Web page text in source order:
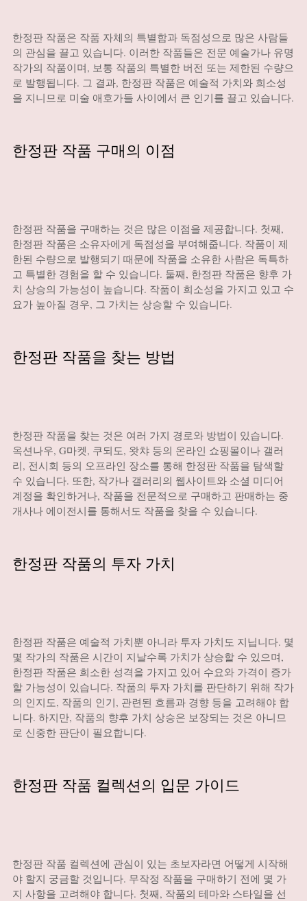
한정판 작품은 작품 자체의 특별함과 독점성으로 많은 사람들
의 관심을 끌고 있습니다. 이러한 작품들은 전문 예술가나 유명
작가의 작품이며, 보통 작품의 특별한 버전 또는 제한된 수량으
로 발행됩니다. 그 결과, 한정판 작품은 예술적 가치와 희소성
을 지니므로 미술 애호가들 사이에서 큰 인기를 끌고 있습니다.
한정판 작품 구매의 이점
한정판 작품을 구매하는 것은 많은 이점을 제공합니다. 첫째,
한정판 작품은 소유자에게 독점성을 부여해줍니다. 작품이 제
한된 수량으로 발행되기 때문에 작품을 소유한 사람은 독특하
고 특별한 경험을 할 수 있습니다. 둘째, 한정판 작품은 향후 가
치 상승의 가능성이 높습니다. 작품이 희소성을 가지고 있고 수
요가 높아질 경우, 그 가치는 상승할 수 있습니다.
한정판 작품을 찾는 방법
한정판 작품을 찾는 것은 여러 가지 경로와 방법이 있습니다.
옥션나우, G마켓, 쿠되도, 왓챠 등의 온라인 쇼핑몰이나 갤러
리, 전시회 등의 오프라인 장소를 통해 한정판 작품을 탐색할
수 있습니다. 또한, 작가나 갤러리의 웹사이트와 소셜 미디어
계정을 확인하거나, 작품을 전문적으로 구매하고 판매하는 중
개사나 에이전시를 통해서도 작품을 찾을 수 있습니다.
한정판 작품의 투자 가치
한정판 작품은 예술적 가치뿐 아니라 투자 가치도 지닙니다. 몇
몇 작가의 작품은 시간이 지날수록 가치가 상승할 수 있으며,
한정판 작품은 희소한 성격을 가지고 있어 수요와 가격이 증가
할 가능성이 있습니다. 작품의 투자 가치를 판단하기 위해 작가
의 인지도, 작품의 인기, 관련된 흐름과 경향 등을 고려해야 합
니다. 하지만, 작품의 향후 가치 상승은 보장되는 것은 아니므
로 신중한 판단이 필요합니다.
한정판 작품 컬렉션의 입문 가이드
한정판 작품 컬렉션에 관심이 있는 초보자라면 어떻게 시작해
야 할지 궁금할 것입니다. 무작정 작품을 구매하기 전에 몇 가
지 사항을 고려해야 합니다. 첫째, 작품의 테마와 스타일을 선